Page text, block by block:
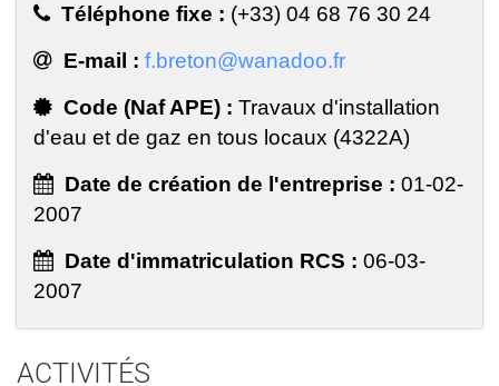
Téléphone fixe : (+33) 04 68 76 30 24
E-mail : f.breton@wanadoo.fr
Code (Naf APE) : Travaux d'installation
d'eau et de gaz en tous locaux (4322A)
Date de création de l'entreprise : 01-02-
2007
Date d'immatriculation RCS : 06-03-
2007
ACTIVITÉS